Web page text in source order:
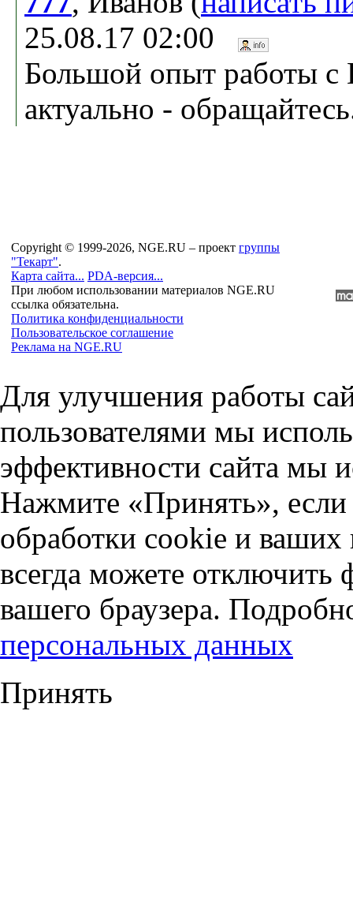
25.08.17 02:00
Большой опыт работы с
актуально -
Copyright © 1999-2026, NGE.RU – проект группы
"Текарт".
Карта сайта... PDA-версия...
При любом использовании материалов NGE.RU
ссылка обязательна.
Политика конфиденциальности
Пользовательское соглашение
Реклама на NGE.RU
Для улучшения работы
пользователями мы
эффективности сайта мы
Нажмите «Принять», если
обработки cookie и
всегда можете отключить
вашего браузера.
персональных данных
Принять